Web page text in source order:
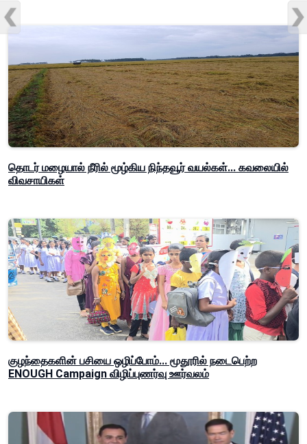
தொடர் மழையால் நீரில் மூழ்கிய நிந்தவூர் வயல்கள்... கவலையில்
விவசாயிகள்
குழந்தைகளின் பசியை ஒழிப்போம்... மூதூரில் நடைபெற்ற
ENOUGH Campaign விழிப்புணர்வு ஊர்வலம்